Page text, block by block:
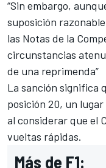
“Sin embargo,
suposición
las Notas de la
circunstancias
de una reprimenda”
La sanción significa
posición 20, un
al considerar que el
vueltas rápidas.
Más de F1: